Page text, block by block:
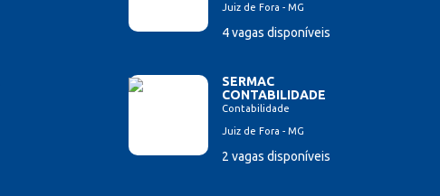
Juiz de Fora - MG
4 vagas disponíveis
SERMAC
CONTABILIDADE
Contabilidade
Juiz de Fora - MG
2 vagas disponíveis